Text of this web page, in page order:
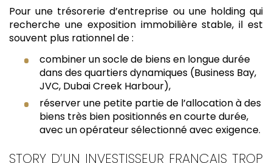
Pour une trésorerie d’entreprise ou une holding qui
recherche une exposition immobilière stable, il est
souvent plus rationnel de :
combiner un socle de biens en longue durée
dans des quartiers dynamiques (Business Bay,
JVC, Dubai Creek Harbour),
réserver une petite partie de l’allocation à des
biens très bien positionnés en courte durée,
avec un opérateur sélectionné avec exigence.
STORY D’UN INVESTISSEUR FRANÇAIS TROP